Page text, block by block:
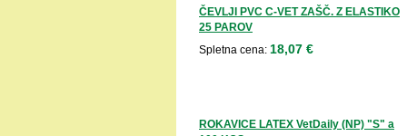
ČEVLJI PVC C-VET ZAŠČ. Z ELASTIKO
25 PAROV
Spletna cena: 18,07 €
ROKAVICE LATEX VetDaily (NP) "S" a